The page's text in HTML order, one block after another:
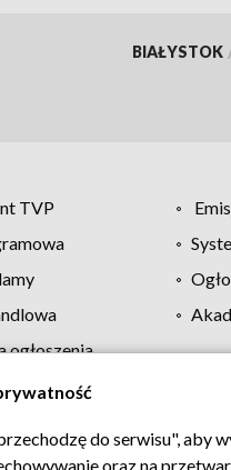
BIAŁYSTOK
TVP
ogłoszenia
do serwisu", aby
oraz na